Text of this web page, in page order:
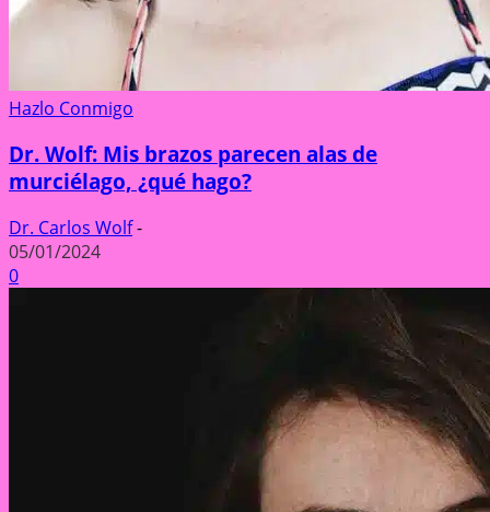
Hazlo Conmigo
Dr. Wolf: Mis brazos parecen alas de
murciélago, ¿qué hago?
Dr. Carlos Wolf-
05/01/2024
0